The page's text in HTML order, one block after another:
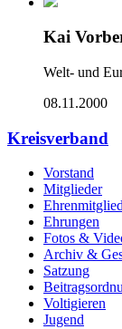
Kai
Welt- und
08.11.2000
Kreisverband
Vorstand
Mitglieder
Ehrungen
Fotos &
Archiv &
Satzung
Voltigieren
Jugend